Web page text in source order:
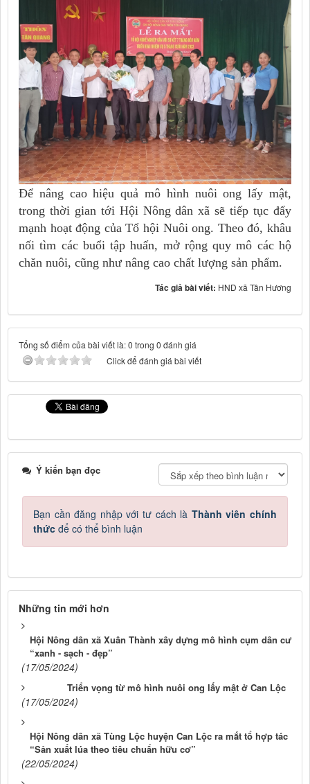
Để nâng cao hiệu quả mô hình nuôi ong lấy mật,
trong thời gian tới Hội Nông dân xã sẽ tiếp tục đẩy
mạnh hoạt động của Tổ hội Nuôi ong. Theo đó, khâu
nối tìm các buổi tập huấn, mở rộng quy mô các hộ
chăn nuôi, cũng như nâng cao chất lượng sản phẩm.
Tác giả bài viết: HND xã Tân Hương
Tổng số điểm của bài viết là: 0 trong 0 đánh giá
Click để đánh giá bài viết
Ý kiến bạn đọc
Bạn cần đăng nhập với tư cách là Thành viên chính
thức để có thể bình luận
Những tin mới hơn
Hội Nông dân xã Xuân Thành xây dựng mô hình cụm dân cư
“xanh - sạch - đẹp”
(17/05/2024)
Triển vọng từ mô hình nuôi ong lấy mật ở Can Lộc
(17/05/2024)
Hội Nông dân xã Tùng Lộc huyện Can Lộc ra mắt tổ hợp tác
“Sản xuất lúa theo tiêu chuẩn hữu cơ”
(22/05/2024)